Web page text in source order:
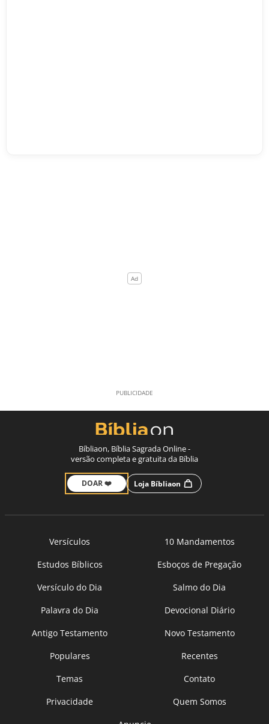
Bíbliaon, Bíblia Sagrada Online -
versão completa e gratuita da Bíblia
DOAR ❤️ Loja Bíbliaon
Versículos
10 Mandamentos
Estudos Bíblicos
Esboços de Pregação
Versículo do Dia
Salmo do Dia
Palavra do Dia
Devocional Diário
Antigo Testamento
Novo Testamento
Populares
Recentes
Temas
Contato
Privacidade
Quem Somos